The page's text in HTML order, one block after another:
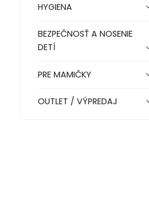
HYGIENA
BEZPEČNOSŤ A NOSENIE
DETÍ
PRE MAMIČKY
OUTLET / VÝPREDAJ